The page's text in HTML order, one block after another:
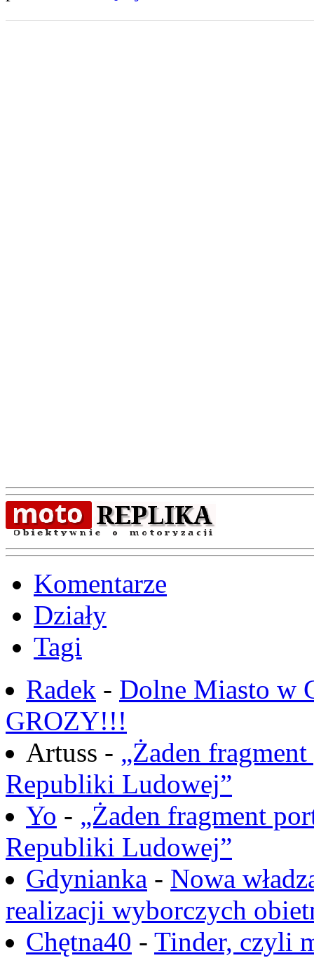
Komentarze
Działy
Tagi
Radek - Dolne Miasto w
GROZY!!!
Artuss - „Żaden
Republiki Ludowej”
Yo - „Żaden fragment
Republiki Ludowej”
Gdynianka - Nowa
realizacji wyborczych
Chętna40 - Tinder, czyli